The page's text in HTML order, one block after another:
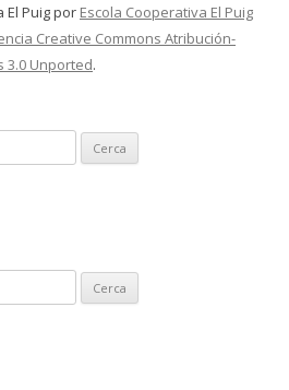
El Puigpor Escola Cooperativa El Puig
Creative Commons Atribución-
3.0 Unported.